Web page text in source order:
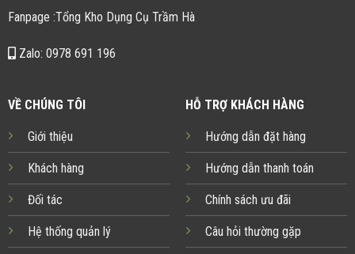
Fanpage :Tổng Kho Dụng Cụ Trầm Hà
Zalo: 0978 691 196
VỀ CHÚNG TÔI
Giới thiệu
Khách hàng
Đối tác
Hệ thống quản lý
HỖ TRỢ KHÁCH HÀNG
Hướng dẫn đặt hàng
Hướng dẫn thanh toán
Chính sách ưu đãi
Câu hỏi thường gặp